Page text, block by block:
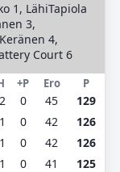
1, LähiTapiola
3,
4,
Court 6
+P Ero P
0 45
129
0 42
126
0 42
126
0 41
125